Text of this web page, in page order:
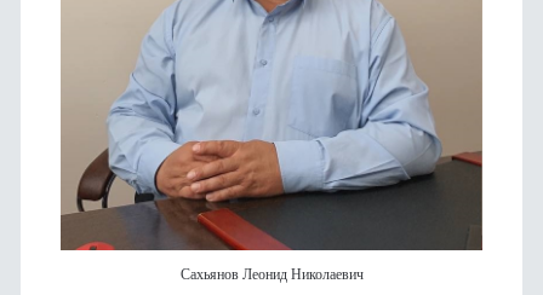
Сахьянов Леонид Николаевич